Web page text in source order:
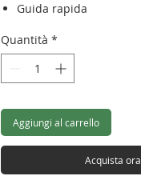
Guida rapida
Quantità *
Aggiungi al carrello
Acquista ora